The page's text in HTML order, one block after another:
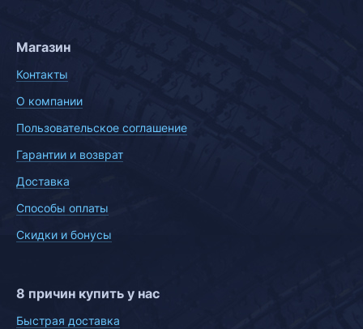
Магазин
Контакты
О компании
Пользовательское соглашение
Гарантии и возврат
Доставка
Способы оплаты
Скидки и бонусы
8 причин купить у нас
Быстрая доставка